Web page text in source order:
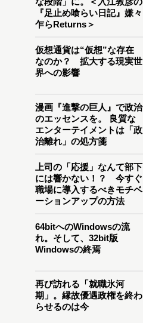
『足止め喰らい日記』嫌々
乍らReturns＞
仮想通貨は“仮想”な存在
なのか？ 拡大する現実世
界への影響
漫画『進撃の巨人』で政治
のエッセンスを。 良質な
エンターテイメントは「政
治離れ」の処方箋
上司の「応援」なんて部下
には響かない！？ 今すぐ
職場に導入するべきモチベ
ーションアップの方法
64bitへのWindowsの流
れ。そして、32bit版
Windowsの終焉
再び訪れる「就職氷河
期」。縁故優遇政権を終わ
らせるのは今